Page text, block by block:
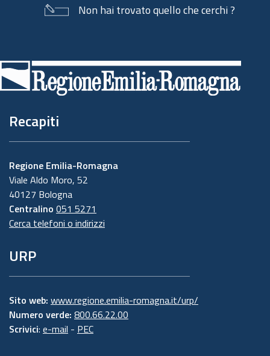
Non hai trovato quello che cerchi ?
di
pagina
Recapiti
Regione Emilia-Romagna
Viale Aldo Moro, 52
40127 Bologna
Centralino 051 5271
Cerca telefoni o indirizzi
URP
Sito web: www.regione.emilia-romagna.it/urp/
Numero verde: 800.66.22.00
Scrivici: e-mail - PEC